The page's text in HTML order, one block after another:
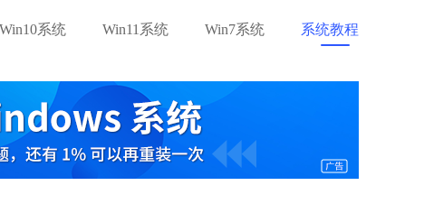
Win10系统 Win11系统 Win7系统 系统教程